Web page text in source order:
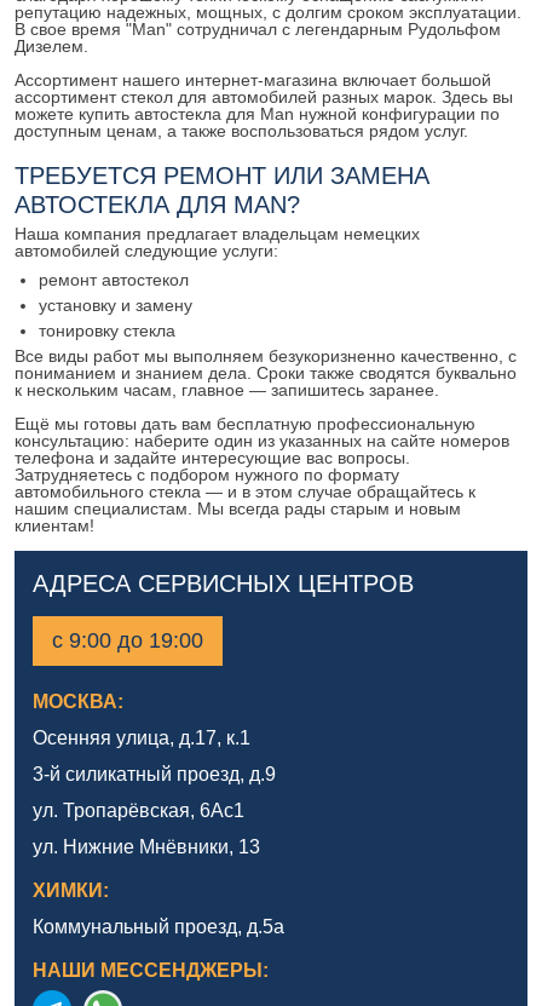
репутацию надежных, мощных, с долгим сроком эксплуатации.
В свое время "Man" сотрудничал с легендарным Рудольфом
Дизелем.
Ассортимент нашего интернет-магазина включает большой
ассортимент стекол для автомобилей разных марок. Здесь вы
можете купить автостекла для Man нужной конфигурации по
доступным ценам, а также воспользоваться рядом услуг.
ТРЕБУЕТСЯ РЕМОНТ ИЛИ ЗАМЕНА
АВТОСТЕКЛА ДЛЯ MAN?
Наша компания предлагает владельцам немецких
автомобилей следующие услуги:
ремонт автостекол
установку и замену
тонировку стекла
Все виды работ мы выполняем безукоризненно качественно, с
пониманием и знанием дела. Сроки также сводятся буквально
к нескольким часам, главное — запишитесь заранее.
Ещё мы готовы дать вам бесплатную профессиональную
консультацию: наберите один из указанных на сайте номеров
телефона и задайте интересующие вас вопросы.
Затрудняетесь с подбором нужного по формату
автомобильного стекла — и в этом случае обращайтесь к
нашим специалистам. Мы всегда рады старым и новым
клиентам!
АДРЕСА СЕРВИСНЫХ ЦЕНТРОВ
с 9:00 до 19:00
МОСКВА:
Осенняя улица, д.17, к.1
3-й силикатный проезд, д.9
ул. Тропарёвская, 6Ас1
ул. Нижние Мнёвники, 13
ХИМКИ:
Коммунальный проезд, д.5а
НАШИ МЕССЕНДЖЕРЫ: